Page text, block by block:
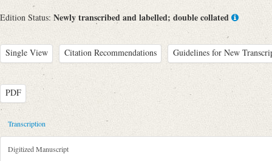
Edition Status: Newly transcribed and labelled; double collated
Single View Citation Recommendations Guidelines for New
PDF
Metadata Concerning Header
Sender: August Wilhelm von Schlegel
Recipient: Juliet Smith
Transcription
Digitized Manuscript